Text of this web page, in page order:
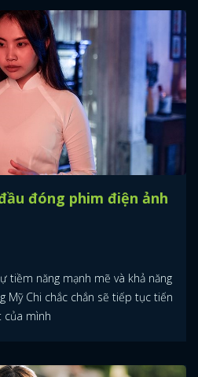
đóng phim điện ảnh
tiềm năng mạnh mẽ và khả năng
Mỹ Chi chắc chắn sẽ tiếp tục tiến
của mình